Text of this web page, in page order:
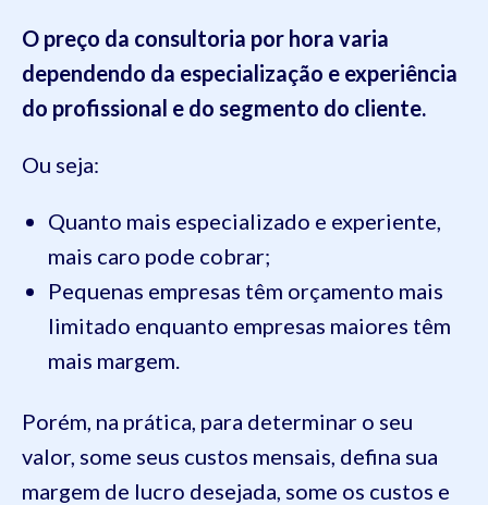
O preço da consultoria por hora varia
dependendo da especialização e experiência
do profissional e do segmento do cliente.
Ou seja:
Quanto mais especializado e experiente,
mais caro pode cobrar;
Pequenas empresas têm orçamento mais
limitado enquanto empresas maiores têm
mais margem.
Porém, na prática, para determinar o seu
valor, some seus custos mensais, defina sua
margem de lucro desejada, some os custos e